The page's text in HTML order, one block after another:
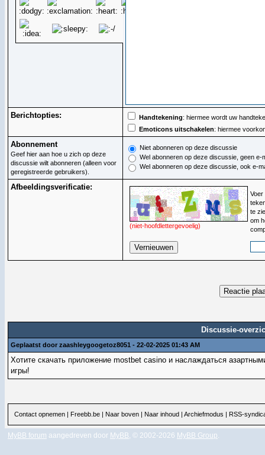
Berichtopties: Handtekening: hiermee wordt uw
Emoticons uitschakelen: hiermee
Abonnement
Geef hier aan hoe u zich op deze
discussie wilt abonneren (alleen voor
geregistreerde gebruikers).
Niet abonneren op deze discussie
Wel abonneren op deze discussie, geen e-
Wel abonneren op deze discussie, ook e-
Afbeeldingsverificatie:
(niet-hoofdlettergevoelig)
te
om
Discussie-
Geplaatst door zaashleygoogetoz8051 - 22-02-2025 01:43 AM
Хотите скачать приложение mostbet casino и наслаждаться
игры!
Contact opnemen | Freebb.be | Naar boven | Naar inhoud | Archiefmodus | RSS-
MyBB forum aangedreven door MyBB, © 2002-2026 MyBB Group.